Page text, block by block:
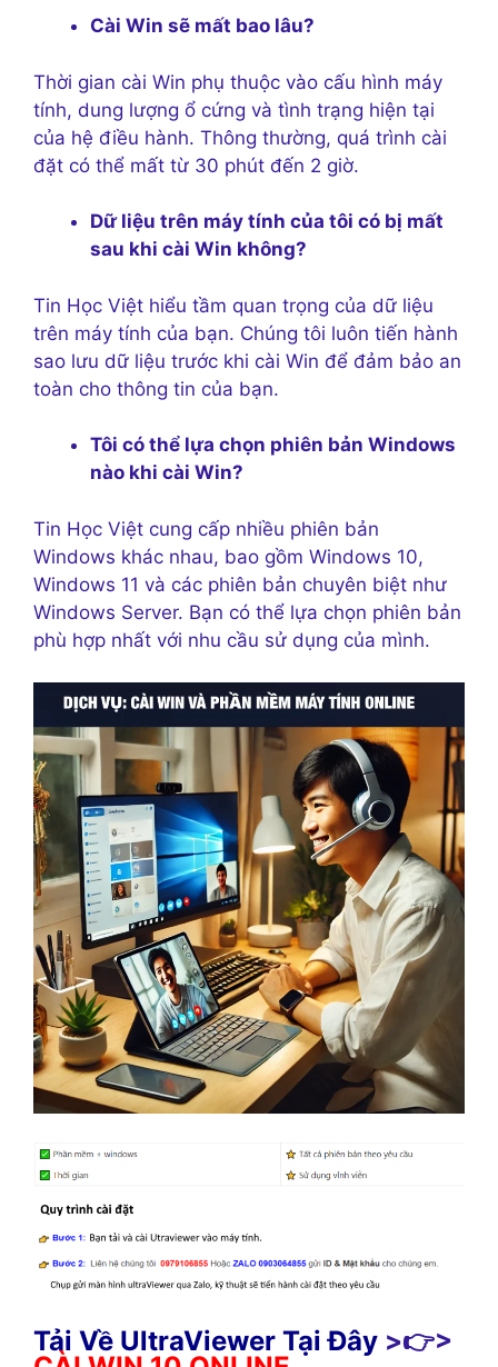
Cài Win sẽ mất bao lâu?
Thời gian cài Win phụ thuộc vào cấu hình máy
tính, dung lượng ổ cứng và tình trạng hiện tại
của hệ điều hành. Thông thường, quá trình cài
đặt có thể mất từ 30 phút đến 2 giờ.
Dữ liệu trên máy tính của tôi có bị mất
sau khi cài Win không?
Tin Học Việt hiểu tầm quan trọng của dữ liệu
trên máy tính của bạn. Chúng tôi luôn tiến hành
sao lưu dữ liệu trước khi cài Win để đảm bảo an
toàn cho thông tin của bạn.
Tôi có thể lựa chọn phiên bản Windows
nào khi cài Win?
Tin Học Việt cung cấp nhiều phiên bản
Windows khác nhau, bao gồm Windows 10,
Windows 11 và các phiên bản chuyên biệt như
Windows Server. Bạn có thể lựa chọn phiên bản
phù hợp nhất với nhu cầu sử dụng của mình.
Tải Về UltraViewer Tại Đây >👉>